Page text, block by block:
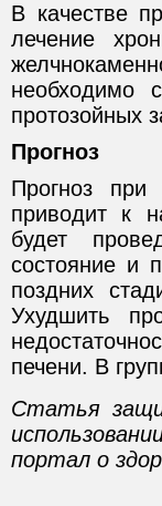
В качестве
лечение
необходимо
протозойных
Прогноз
Прогноз при
приводит к
будет
состояние и
поздних
Ухудшить
печени. В
Статья
портал о